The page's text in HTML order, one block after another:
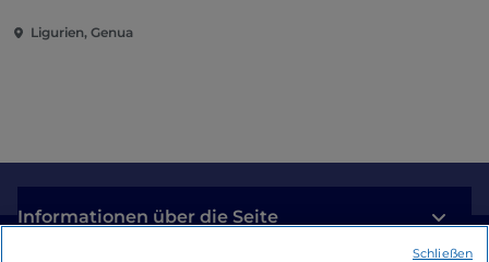
Ligurien, Genua
Informationen über die Seite
Schließen